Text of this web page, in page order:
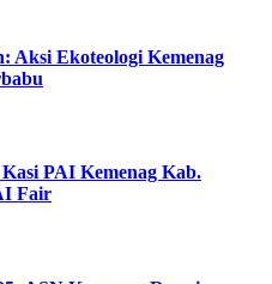
Aksi Ekoteologi Kemenag
PAI Kemenag Kab.
Fair